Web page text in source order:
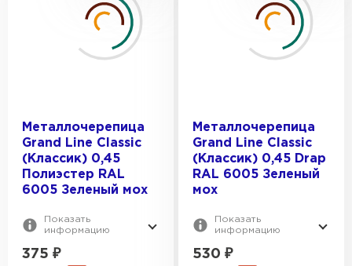
Металлочерепица
Grand Line Classic
(Классик) 0,45
Полиэстер RAL
6005 Зеленый мох
Показать
информацию
375 ₽
Металлочерепица
Grand Line Classic
(Классик) 0,45 Drap
RAL 6005 Зеленый
мох
Показать
информацию
530 ₽